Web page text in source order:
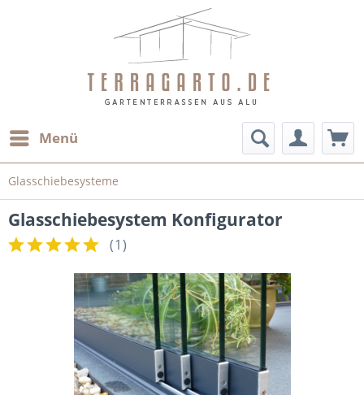
Menü
Glasschiebesysteme
Glasschiebesystem Konfigurator
(1)